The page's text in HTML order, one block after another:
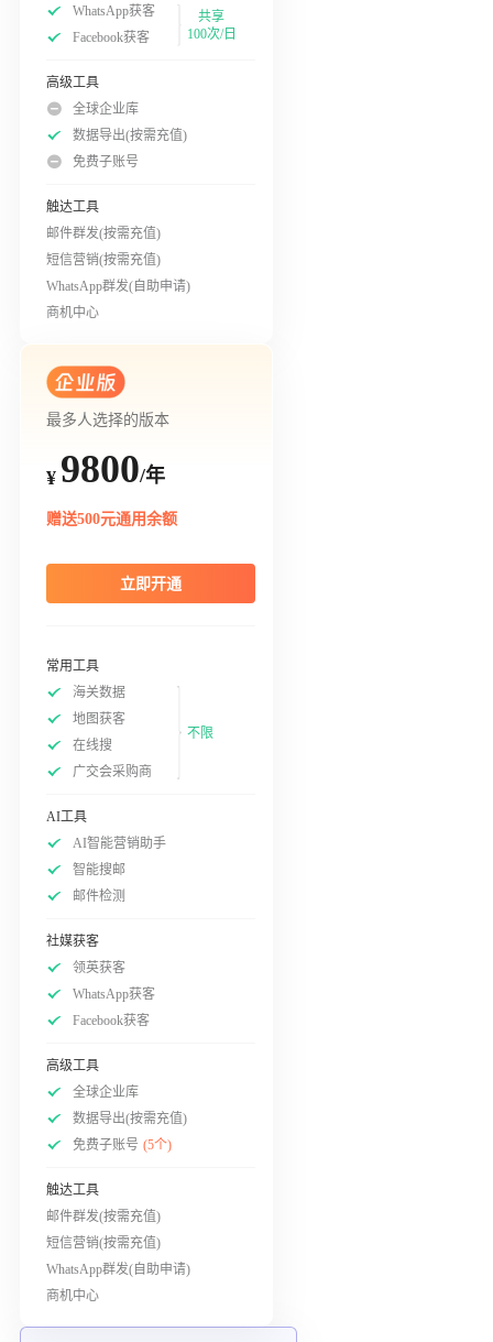
WhatsApp获客
Facebook获客
共享
100次/日
高级工具
全球企业库
数据导出(按需充值)
免费子账号
触达工具
邮件群发(按需充值)
短信营销(按需充值)
WhatsApp群发(自助申请)
商机中心
最多人选择的版本
¥ 9800/年
赠送500元通用余额
立即开通
常用工具
海关数据
地图获客
在线搜
广交会采购商
不限
AI工具
AI智能营销助手
智能搜邮
邮件检测
社媒获客
领英获客
WhatsApp获客
Facebook获客
高级工具
全球企业库
数据导出(按需充值)
免费子账号 (5个)
触达工具
邮件群发(按需充值)
短信营销(按需充值)
WhatsApp群发(自助申请)
商机中心